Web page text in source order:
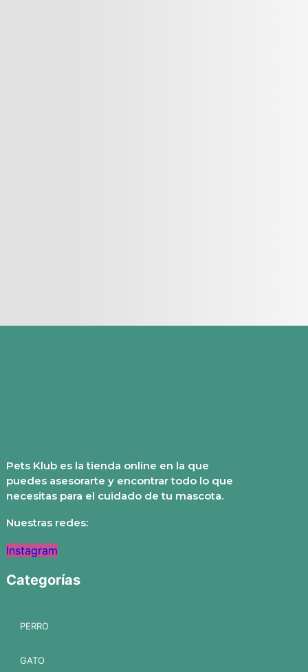
Pets Klub es la tienda online en la que
puedes asesorarte y encontrar todo lo que
necesitas para el cuidado de tu mascota.
Nuestras redes:
Instagram
Categorías
PERRO
GATO